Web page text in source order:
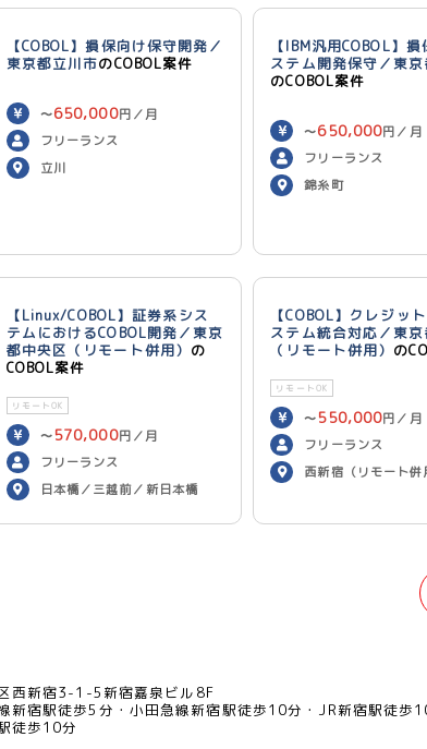
【COBOL】損保向け保守開発／
東京都立川市のCOBOL案件
〜650,000円／月
フリーランス
立川
【IBM汎用COBOL】
ステム開発保守／東京
のCOBOL案件
〜650,000円／月
フリーランス
錦糸町
【Linux/COBOL】証券系シス
テムにおけるCOBOL開発／東京
都中央区（リモート併用） の
COBOL案件
リモートOK
〜 570,000円／月
フリーランス
日本橋／三越前／新日本橋
【COBOL】クレジッ
ステム統合対応／東京
（リモート併用） の
リモートOK
〜 550,000円／月
フリーランス
西新宿（リモート併
西新宿3-1-5新宿嘉泉ビル8F
新宿駅徒歩5分 小田急線新宿駅徒歩10分 JR新宿駅徒歩
徒歩10分